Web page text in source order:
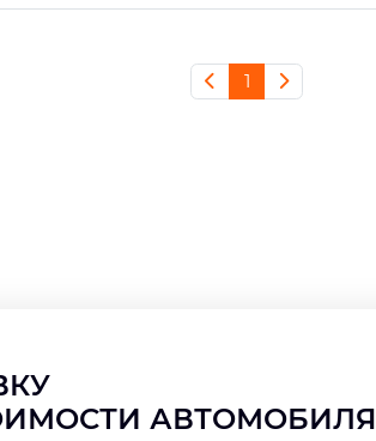
1
АВТОМОБИЛЯ